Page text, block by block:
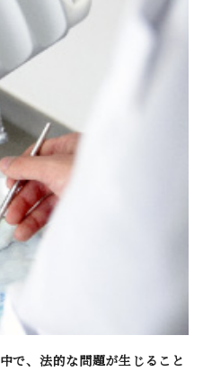
で、法的な問題が生じること